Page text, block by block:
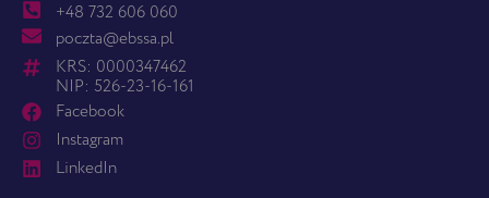
+48 732 606 060
poczta@ebssa.pl
KRS: 0000347462
NIP: 526-23-16-161
Facebook
Instagram
LinkedIn